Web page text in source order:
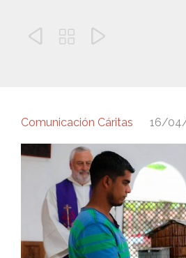
  
Comunicación Cáritas 16/